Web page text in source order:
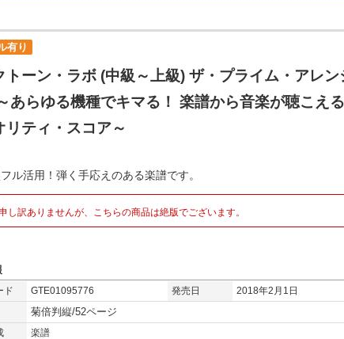
有り
トーン・ラボ (中級～上級) ザ・プライム・アレン
あらゆる機種でキマる！ 楽譜から音楽が聴こえ
リティ・スコア～
ル活用！弾く手応えのある楽譜です。
し訳ありませんが、こちらの商品は絶版でございます。
ド GTE01095776 発売日
2018年2月1日
菊倍判縦/52ページ
楽譜